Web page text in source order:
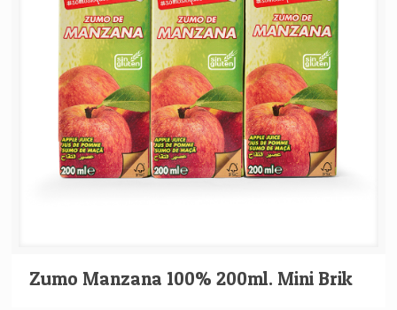
Zumo Manzana 100% 200ml. Mini Brik